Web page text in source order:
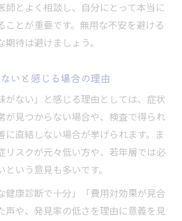
師とよく相談し、自分にとって本当に
ことが重要です。無用な不安を避ける
待は避けましょう。
いと感じる場合の理由
がない」と感じる理由としては、症状
が見つからない場合や、検査で得られ
に直結しない場合が挙げられます。ま
リスクが元々低い方や、若年層では必
いう意見も多いです。
健康診断で十分」「費用対効果が見合
声や、発見率の低さを理由に意義を見